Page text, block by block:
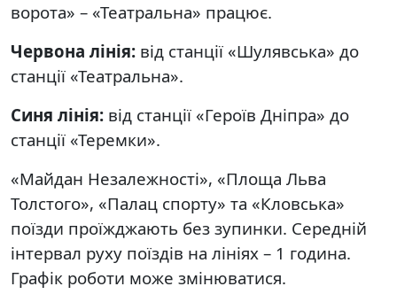
ворота» – «Театральна» працює.
Червона лінія: від станції «Шулявська» до
станції «Театральна».
Синя лінія: від станції «Героїв Дніпра» до
станції «Теремки».
«Майдан Незалежності», «Площа Льва
Толстого», «Палац спорту» та «Кловська»
поїзди проїжджають без зупинки. Середній
інтервал руху поїздів на лініях – 1 година.
Графік роботи може змінюватися.